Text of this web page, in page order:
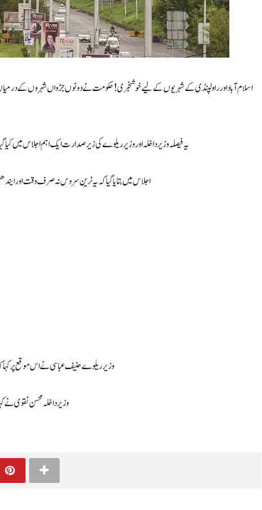
یہ فیصلہ وزیر داخلہ اور وزیر ریلوے کی زیرصدارت ایک اہم اجلاس میں
اجلاس میں بتایا گیا کہ یہ ٹرین سروس نہ صرف وقت اور
وزیر ریلوے حنیف عباسی نے اس موقع پر کہا
وزیر داخلہ محسن نقوی